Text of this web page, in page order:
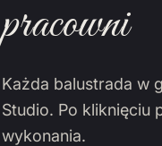
pracowni
Każda balustrada w
Studio. Po kliknięciu
wykonania.